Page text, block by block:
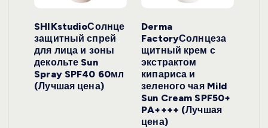
SHIKstudioСолнце
защитный спрей
для лица и зоны
декольте Sun
Spray SPF40 60мл
(Лучшая цена)
Derma
FactoryСолнцеза
щитный крем с
экстрактом
кипариса и
зеленого чая Mild
Sun Cream SPF50+
PA++++ (Лучшая
цена)